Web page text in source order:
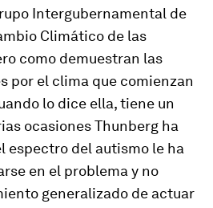
Intergubernamental de
Climático de las
como demuestran las
por el clima que comienzan
lo dice ella, tiene un
ocasiones Thunberg ha
espectro del autismo le ha
en el problema y no
generalizado de actuar